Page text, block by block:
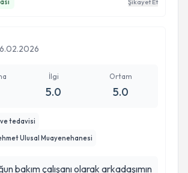
Şikayet Et
İlgi
5.0
Ortam
5.0
tedavisi
Ulusal Muayenehanesi
bakım çalışanı olarak arkadaşımın